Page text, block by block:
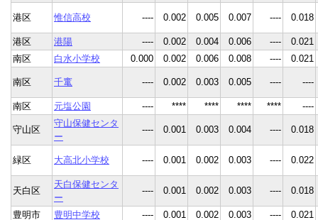
港区 惟信高校 ---- 0.002 0.005 0.007 ---- 0.018
港区 港陽 ---- 0.002 0.004 0.006 ----
0.021
南区
白水小学校 0.000 0.002 0.006 0.008 ---- 0.021
南区 千竃 ---- 0.002 0.003 0.005 ---- ----
南区 元塩公園 ---- **** **** **** **** ----
守山区
守山保健センタ
ー
---- 0.001 0.003 0.004 ---- 0.018
緑区 大高北小学校 ---- 0.001 0.002 0.003 ---- 0.022
天白区
天白保健センタ
ー
---- 0.001 0.002 0.003 ---- 0.018
豊明市 豊明中学校 ---- 0.001 0.002 0.003 ----
0.021